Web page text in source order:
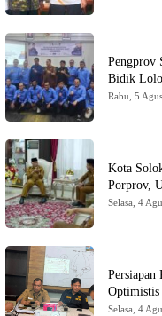
Pengprov
Bidik
Rabu, 5
Kota
Porprov,
Selasa, 4
Optimistis
Selasa, 4